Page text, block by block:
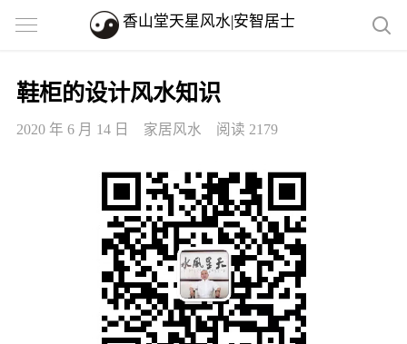
香山堂天星风水|安智居士
鞋柜的设计风水知识
2020 年 6 月 14 日 家居风水 阅读 2179